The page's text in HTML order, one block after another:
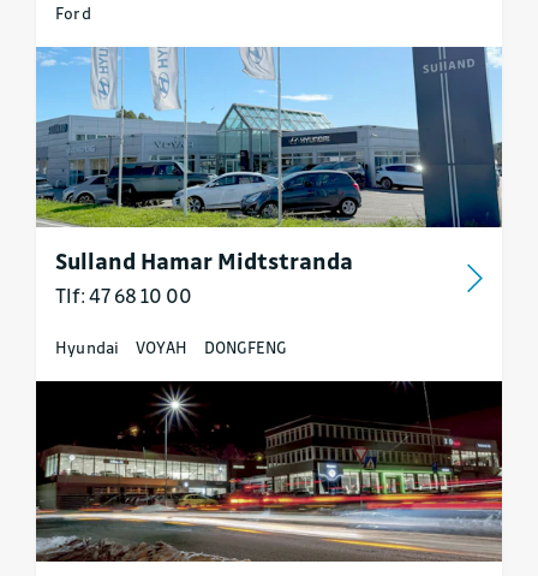
Ford
Sulland Hamar Midtstranda
Tlf: 47 68 10 00
Hyundai VOYAH DONGFENG